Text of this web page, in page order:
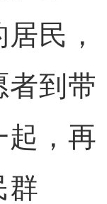
民，
者到带
起，再
群